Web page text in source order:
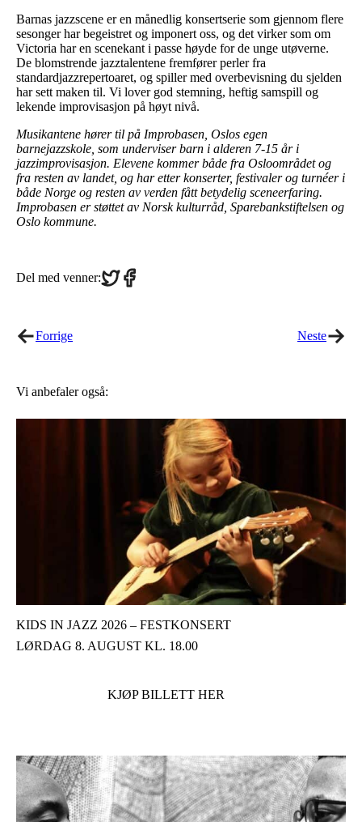
Barnas jazzscene er en månedlig konsertserie som gjennom flere
sesonger har begeistret og imponert oss, og det virker som om
Victoria har en scenekant i passe høyde for de unge utøverne.
De blomstrende jazztalentene fremfører perler fra
standardjazzrepertoaret, og spiller med overbevisning du sjelden
har sett maken til. Vi lover god stemning, heftig samspill og
lekende improvisasjon på høyt nivå.
Musikantene hører til på Improbasen, Oslos egen
barnejazzskole, som underviser barn i alderen 7-15 år i
jazzimprovisasjon. Elevene kommer både fra Osloområdet og
fra resten av landet, og har etter konserter, festivaler og turnéer i
både Norge og resten av verden fått betydelig sceneerfaring.
Improbasen er støttet av Norsk kulturråd, Sparebankstiftelsen og
Oslo kommune.
Del med venner:Share
on
Share
on
Forrige Neste
Vi anbefaler også:
KIDS IN JAZZ 2026 – FESTKONSERT
LØRDAG 8. AUGUST KL. 18.00
KJØP BILLETT HER